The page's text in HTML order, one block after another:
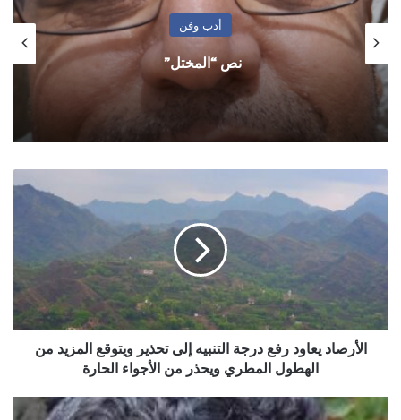
أدب وفن
نص “المختل”
يعاود
رفع
إلى
تحذير
ويتوقع
المزيد
ويحذر
الأرصاد يعاود رفع درجة التنبيه إلى تحذير ويتوقع المزيد من
الهطول المطري ويحذر من الأجواء الحارة
خطورة